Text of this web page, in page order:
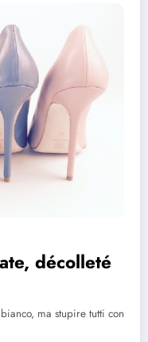
décolleté
ma stupire tutti con